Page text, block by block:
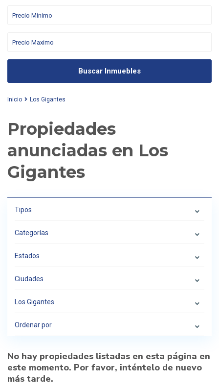
Buscar Inmuebles
Inicio Los Gigantes
Propiedades
anunciadas en Los
Gigantes
Tipos
Categorías
Estados
Ciudades
Los Gigantes
Ordenar por
No hay propiedades listadas en esta página en
este momento. Por favor, inténtelo de nuevo
más tarde.